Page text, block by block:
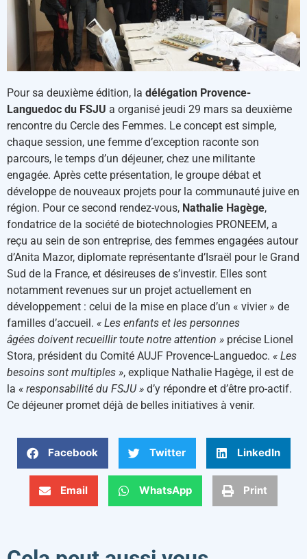
Pour sa deuxième édition, la délégation Provence-
Languedoc du FSJU a organisé jeudi 29 mars sa deuxième
rencontre du Cercle des Femmes. Le concept est simple,
chaque session, une femme d’exception raconte son
parcours, le temps d’un déjeuner, chez une militante
engagée. Après cette présentation, le groupe débat et
développe de nouveaux projets pour la communauté juive en
région. Pour ce second rendez-vous, Nathalie Hagège,
fondatrice de la société de biotechnologies PRONEEM, a
reçu au sein de son entreprise, des femmes engagées autour
d’Anita Mazor, diplomate représentante d’Israël pour le Grand
Sud de la France, et désireuses de s’investir. Elles sont
notamment revenues sur un projet actuellement en
développement : celui de la mise en place d’un « vivier » de
familles d’accueil. « Les enfants et les personnes
âgées doivent recueillir toute notre attention » précise Lionel
Stora, président du Comité AUJF Provence-Languedoc. « Les
besoins sont multiples », explique Nathalie Hagège, il est de
la « responsabilité du FSJU » d’y répondre et d’être pro-actif.
Ce déjeuner promet déjà de belles initiatives à venir.
Facebook Twitter LinkedIn
Email WhatsApp Print